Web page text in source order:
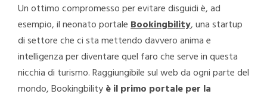
Un ottimo compromesso per evitare disguidi è, ad
esempio, il neonato portaleBookingbility, una startup
di settore che ci sta mettendo davvero anima e
intelligenza per diventare quel faro che serve in questa
nicchia di turismo. Raggiungibile sul web da ogni parte del
mondo, Bookingbilityè il primo portale per la